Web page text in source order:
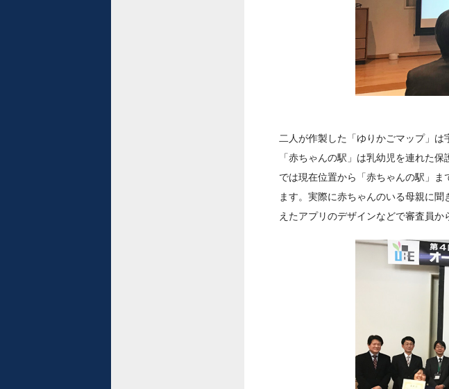
二人が作製した「ゆりかごマップ」は
「赤ちゃんの駅」は乳幼児を連れた
では現在位置から「赤ちゃんの駅」
ます。実際に赤ちゃんのいる母親に
えたアプリのデザインなどで審査員か